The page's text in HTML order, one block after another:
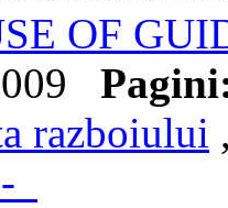
OF
razboiului